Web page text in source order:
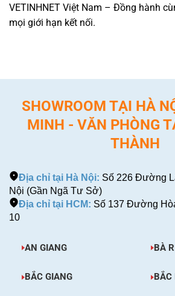
VETINHNET Việt Nam – Đồng hành
mọi giới hạn kết nối.
SHOWROOM TẠI HÀ
MINH - VĂN PHÒNG
THÀNH
Địa chỉ tại Hà Nội: Số 226 Đường
Nội (Gần Ngã Tư Sở)
Địa chỉ tại HCM: Số 137 Đường
10
AN GIANG BÀ
BẮC GIANG BẮC